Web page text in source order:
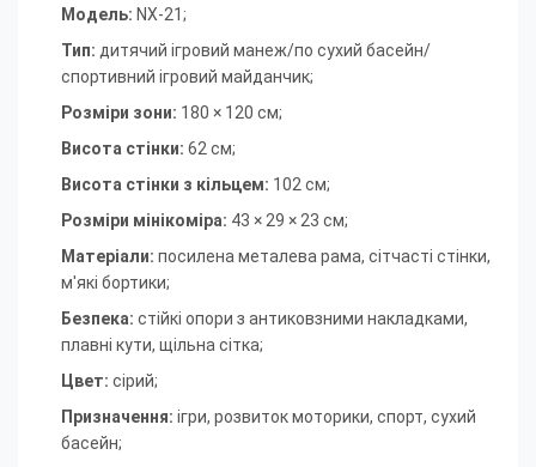
Модель: NX-21;
Тип: дитячий ігровий манеж/по сухий басейн/
спортивний ігровий майданчик;
Розміри зони: 180 × 120 см;
Висота стінки: 62 см;
Висота стінки з кільцем: 102 см;
Розміри мінікоміра: 43 × 29 × 23 см;
Матеріали: посилена металева рама, сітчасті стінки,
м'які бортики;
Безпека: стійкі опори з антиковзними накладками,
плавні кути, щільна сітка;
Цвет: сірий;
Призначення: ігри, розвиток моторики, спорт, сухий
басейн;